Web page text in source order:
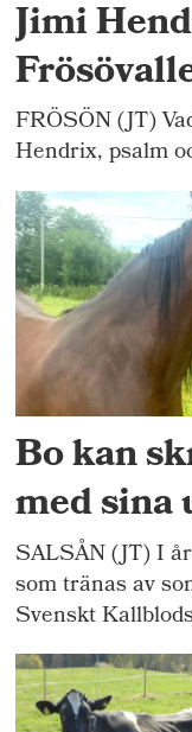
Jimi
FRÖSÖN (JT)
Hendrix, psalm
Bo kan
med sina
SALSÅN (JT) I
som tränas av
Svenskt